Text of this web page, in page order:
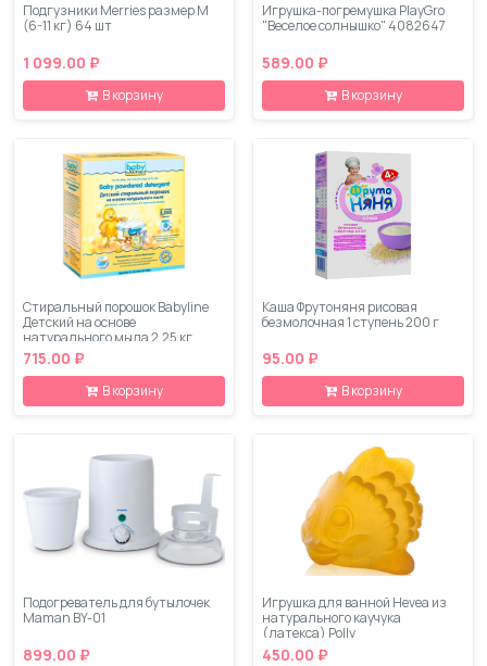
Подгузники Merries размер М
(6-11 кг) 64 шт
1 099.00 ₽
В корзину
Игрушка-погремушка PlayGro
"Веселое солнышко" 4082647
589.00 ₽
В корзину
Стиральный порошок Babyline
Детский на основе
натурального мыла 2,25 кг
715.00 ₽
В корзину
Каша Фрутоняня рисовая
безмолочная 1 ступень 200 г
95.00 ₽
В корзину
Подогреватель для бутылочек
Maman BY-01
899.00 ₽
Игрушка для ванной Hevea из
натурального каучука
(латекса) Polly
450.00 ₽